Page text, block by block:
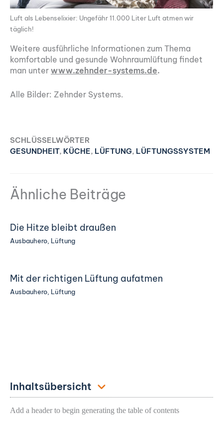
Luft als Lebenselixier: Ungefähr 11.000 Liter Luft atmen wir
täglich!
Weitere ausführliche Informationen zum Thema
komfortable und gesunde Wohnraumlüftung findet
man unter www.zehnder-systems.de.
Alle Bilder: Zehnder Systems.
SCHLÜSSELWÖRTER
GESUNDHEIT, KÜCHE, LÜFTUNG, LÜFTUNGSSYSTEM
Ähnliche Beiträge
Die Hitze bleibt draußen
Ausbauhero Lüftung
Mit der richtigen Lüftung aufatmen
Ausbauhero Lüftung
Inhaltsübersicht
Add a header to begin generating the table of contents